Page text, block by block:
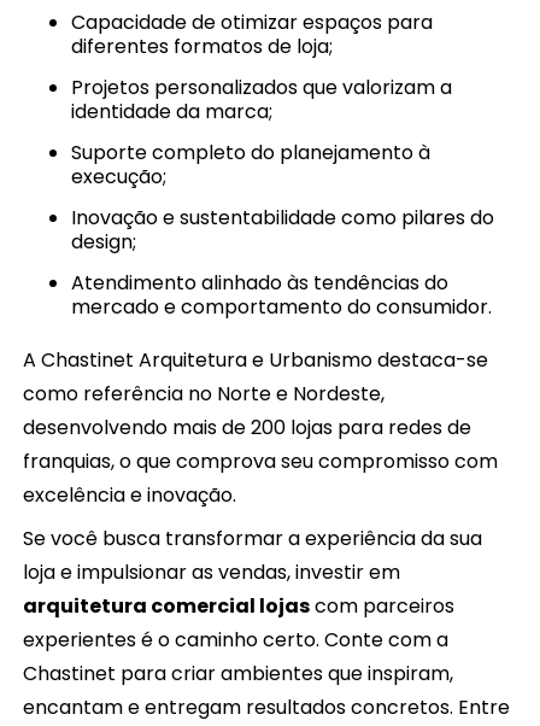
Capacidade de otimizar espaços para
diferentes formatos de loja;
Projetos personalizados que valorizam a
identidade da marca;
Suporte completo do planejamento à
execução;
Inovação e sustentabilidade como pilares do
design;
Atendimento alinhado às tendências do
mercado e comportamento do consumidor.
A Chastinet Arquitetura e Urbanismo destaca-se
como referência no Norte e Nordeste,
desenvolvendo mais de 200 lojas para redes de
franquias, o que comprova seu compromisso com
excelência e inovação.
Se você busca transformar a experiência da sua
loja e impulsionar as vendas, investir em
arquitetura comercial lojascom parceiros
experientes é o caminho certo. Conte com a
Chastinet para criar ambientes que inspiram,
encantam e entregam resultados concretos. Entre